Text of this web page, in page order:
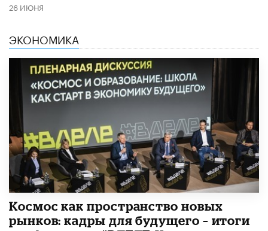
26 ИЮНЯ
ЭКОНОМИКА
Космос как пространство новых
рынков: кадры для будущего – итоги